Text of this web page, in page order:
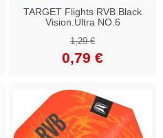
TARGET Flights RVB Black
Vision.Ultra NO.6
1,29 €
0,79 €